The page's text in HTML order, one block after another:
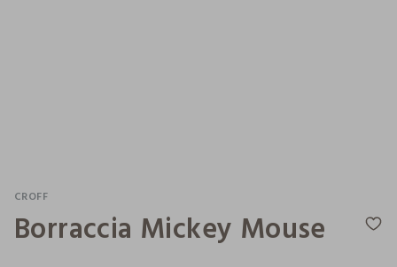
CROFF
Borraccia Mickey Mouse